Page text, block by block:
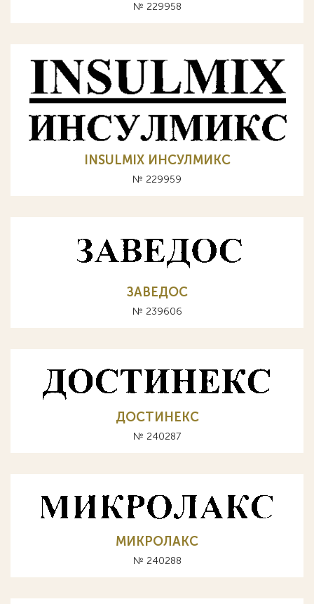
№ 229958
INSULMIX ИНСУЛМИКС
№ 229959
ЗАВЕДОС
№ 239606
ДОСТИНЕКС
№ 240287
МИКРОЛАКС
№ 240288